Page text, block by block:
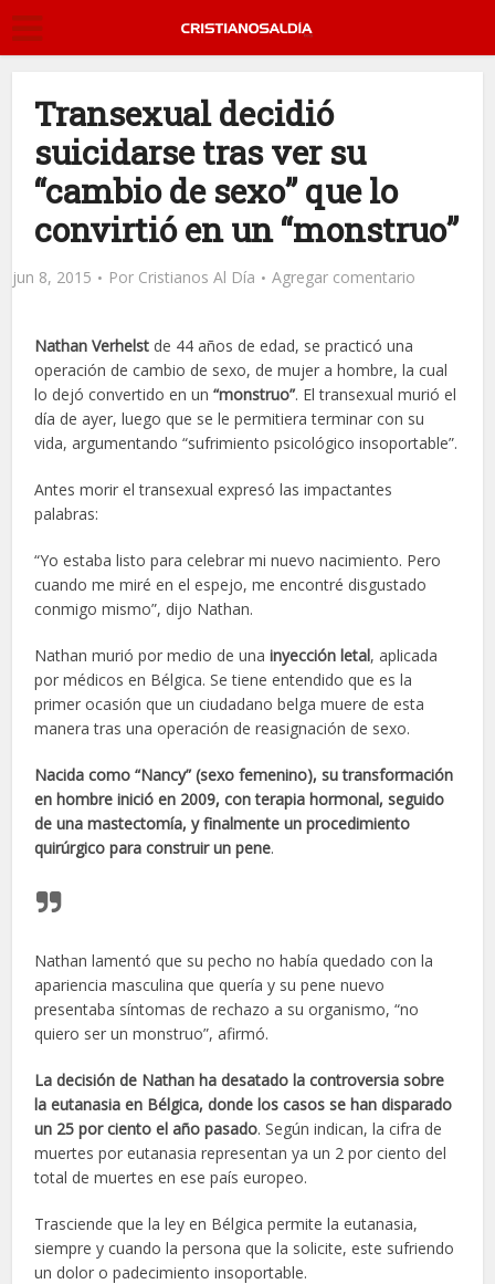
Transexual decidió
suicidarse tras ver su
“cambio de sexo” que lo
convirtió en un “monstruo”
jun 8, 2015 Por Cristianos Al Día Agregar comentario
Nathan Verhelst de 44 años de edad, se practicó una
operación de cambio de sexo, de mujer a hombre, la cual
lo dejó convertido en un“monstruo”. El transexual murió el
día de ayer, luego que se le permitiera terminar con su
vida, argumentando “sufrimiento psicológico insoportable”.
Antes morir el transexual expresó las impactantes
palabras:
“Yo estaba listo para celebrar mi nuevo nacimiento. Pero
cuando me miré en el espejo, me encontré disgustado
conmigo mismo”, dijo Nathan.
Nathan murió por medio de unainyección letal, aplicada
por médicos en Bélgica. Se tiene entendido que es la
primer ocasión que un ciudadano belga muere de esta
manera tras una operación de reasignación de sexo.
Nacida como “Nancy” (sexo femenino), su transformación
en hombre inició en 2009, con terapia hormonal, seguido
de una mastectomía, y finalmente un procedimiento
quirúrgico para construir un pene.
Nathan lamentó que su pecho no había quedado con la
apariencia masculina que quería y su pene nuevo
presentaba síntomas de rechazo a su organismo, “no
quiero ser un monstruo”, afirmó.
La decisión de Nathan ha desatado la controversia sobre
la eutanasia en Bélgica, donde los casos se han disparado
un 25 por ciento el año pasado. Según indican, la cifra de
muertes por eutanasia representan ya un 2 por ciento del
total de muertes en ese país europeo.
Trasciende que la ley en Bélgica permite la eutanasia,
siempre y cuando la persona que la solicite, este sufriendo
un dolor o padecimiento insoportable.